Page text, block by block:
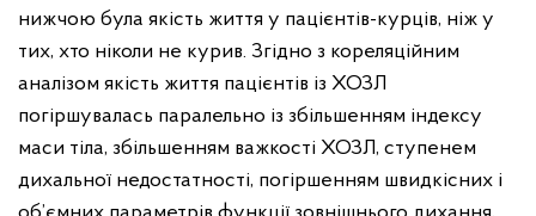
нижчою була якість життя у пацієнтів-курців, ніж у
тих, хто ніколи не курив. Згідно з кореляційним
аналізом якість життя пацієнтів із ХОЗЛ
погіршувалась паралельно із збільшенням індексу
маси тіла, збільшенням важкості ХОЗЛ, ступенем
дихальної недостатності, погіршенням швидкісних і